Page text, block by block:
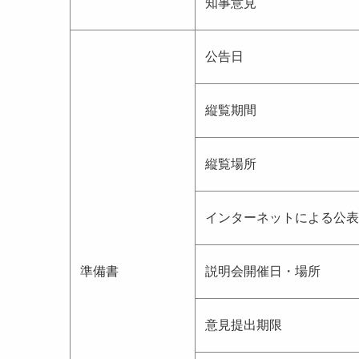
知事意見
準備書
公告日
縦覧期間
縦覧場所
インターネットによる公表
説明会開催日・場所
意見提出期限